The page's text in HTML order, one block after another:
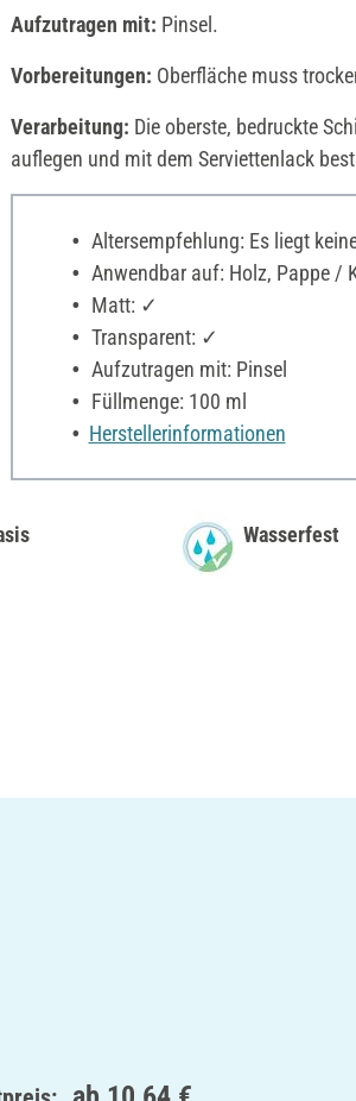
Aufzutragen mit: Pinsel.
Vorbereitungen: Oberfläche muss
Verarbeitung: Die oberste, bedruckte
auflegen und mit dem Serviettenlack
Altersempfehlung: Es liegt
Anwendbar auf: Holz, Pappe /
Matt: ✓
Transparent: ✓
Aufzutragen mit: Pinsel
Füllmenge: 100 ml
Herstellerinformationen
Wasserfest